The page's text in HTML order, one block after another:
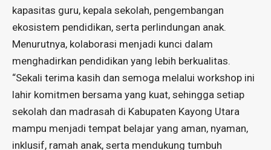
kapasitas guru, kepala sekolah, pengembangan
ekosistem pendidikan, serta perlindungan anak.
Menurutnya, kolaborasi menjadi kunci dalam
menghadirkan pendidikan yang lebih berkualitas.
“Sekali terima kasih dan semoga melalui workshop ini
lahir komitmen bersama yang kuat, sehingga setiap
sekolah dan madrasah di Kabupaten Kayong Utara
mampu menjadi tempat belajar yang aman, nyaman,
inklusif, ramah anak, serta mendukung tumbuh